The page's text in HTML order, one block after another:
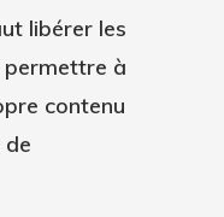
libérer les
permettre à
contenu
deFonctionnalités